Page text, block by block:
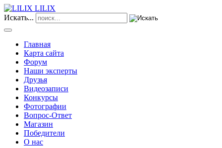
LILIX
Искать...
Главная
Карта сайта
Форум
Наши эксперты
Друзья
Видеозаписи
Конкурсы
Фотографии
Вопрос-Ответ
Магазин
Победители
О нас